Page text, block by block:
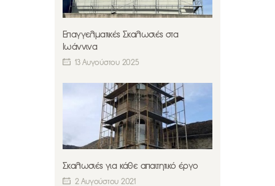
Επαγγελματικές Σκαλωσιές στα
Ιωάννινα
13 Αυγούστου 2025
Σκαλωσιές για κάθε απαιτητικό έργο
2 Αυγούστου 2021